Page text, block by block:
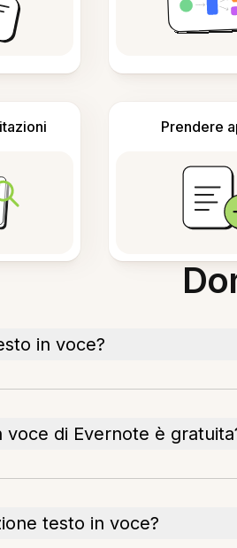
Prendere
in voce?
voce di Evernote è
testo in voce?